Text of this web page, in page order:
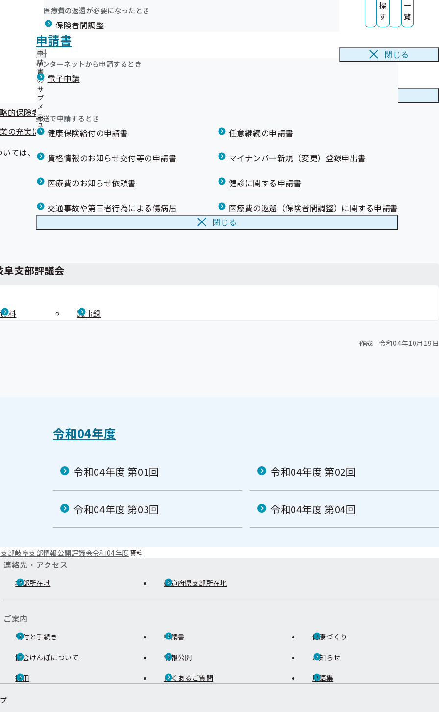
医療費の返還が必要になったとき
保険者間調整
申請書
申
請
書
の
サ
ブ
メ
ニ
ュ
ー
インターネットから申請するとき
電子申請
郵送で申請するとき
健康保険給付の申請書 任意継続の申請書
資格情報のお知らせ交付等の申請書 マイナンバー新規（変更）登録申出書
医療費のお知らせ依頼書 健診に関する申請書
交通事故や第三者行為による傷病届 医療費の返還（保険者間調整）に関する申請書
閉じる
探
す
一
覧
閉じる
あなたと家族のために健診を受けましょう
協会けんぽ岐阜支部公式LINEについて
電子申請サービスのご案内
漫画「ブラックジャックによろしく」×ジェネリック医薬品 動画公開
中！
漫画「ブラックジャックによろしく」× 上手な医療のかかり方 動画公
開中！
漫画「ブラックジャックによろしく」× リフィル処方箋 動画公開中！
ジェネリック医薬品（後発医薬品）実績リスト
限度額適用認定証が不要の場合があります！
退職後の健康保険について
健康保険証の記号の数字変換について
メールマガジン
岐阜支部について
所在地・連絡先
調達情報
採用情報
個人情報保護
地方自治体及び関係団体との連携協定
情報公開
評議会
事務処理誤り
リンク集
回岐阜支部評議会 資料
岐阜支部評議会議事次第
料率について
保険料率について（参考資料）
保険者機能に関する現状評価・課題・重点施策について
の充実について
ては、当時の資料番号・日付が記載されている場合があります。ご了承ください。
支部評議会
資料 議事録
作成 令和04年10月19日
令和04年度
令和04年度 第01回 令和04年度 第02回
令和04年度 第03回 令和04年度 第04回
部岐阜支部情報公開評議会令和04年度資料
連絡先・アクセス
本部所在地 都道府県支部所在地
ご案内
給付と手続き 申請書 健康づくり
協会けんぽについて 情報公開 お知らせ
採用 よくあるご質問 用語集